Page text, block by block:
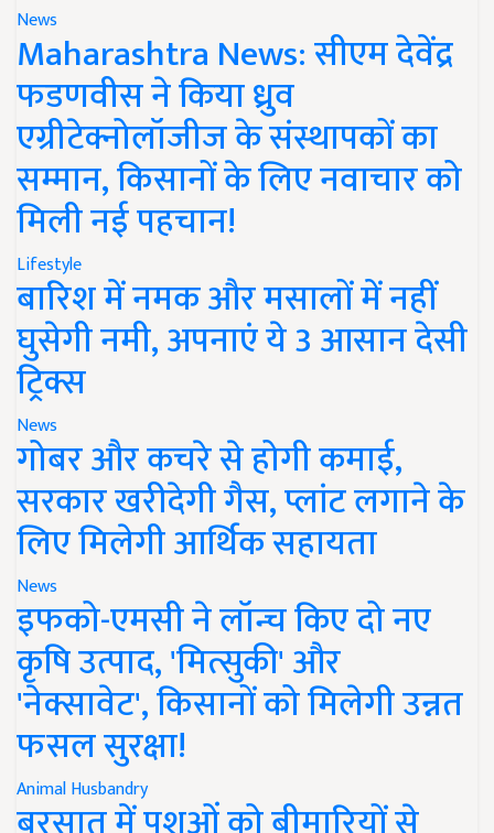
News
Maharashtra News: सीएम देवेंद्र
फडणवीस ने किया ध्रुव
एग्रीटेक्नोलॉजीज के संस्थापकों का
सम्मान, किसानों के लिए नवाचार को
मिली नई पहचान!
Lifestyle
बारिश में नमक और मसालों में नहीं
घुसेगी नमी, अपनाएं ये 3 आसान देसी
ट्रिक्स
News
गोबर और कचरे से होगी कमाई,
सरकार खरीदेगी गैस, प्लांट लगाने के
लिए मिलेगी आर्थिक सहायता
News
इफको-एमसी ने लॉन्च किए दो नए
कृषि उत्पाद, 'मित्सुकी' और
'नेक्सावेट', किसानों को मिलेगी उन्नत
फसल सुरक्षा!
Animal Husbandry